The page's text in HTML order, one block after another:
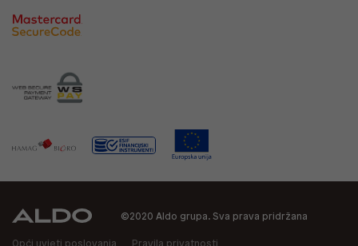
©2020 Aldo grupa. Sva prava pridržana